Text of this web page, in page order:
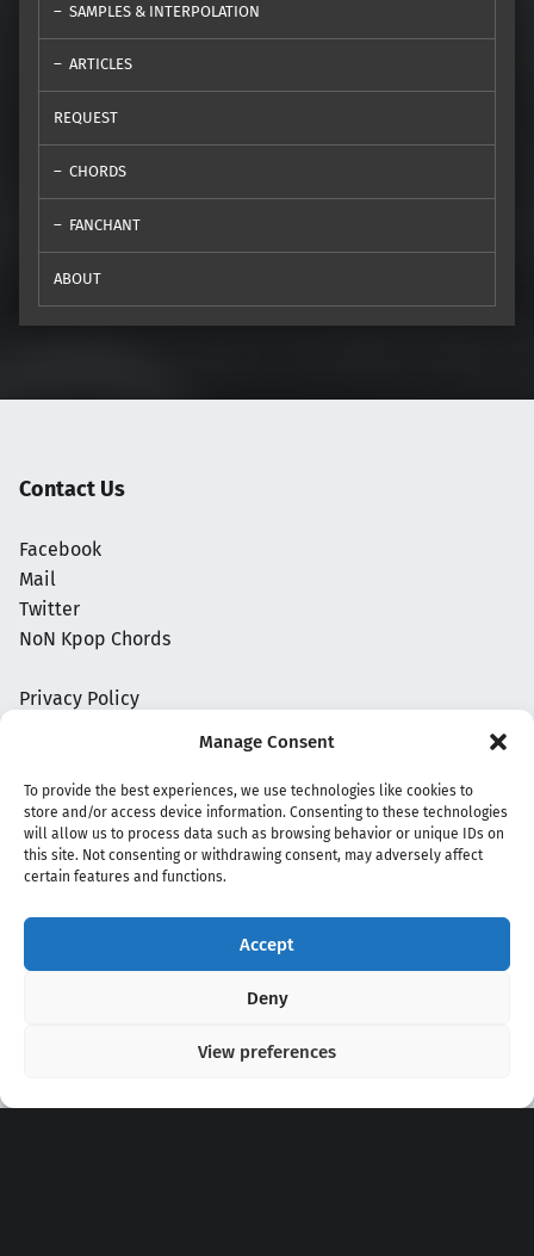
Manage Consent
To provide the best experiences, we use technologies like cookies to
store and/or access device information. Consenting to these technologies
will allow us to process data such as browsing behavior or unique IDs on
this site. Not consenting or withdrawing consent, may adversely affect
certain features and functions.
Accept
Deny
View preferences
SAMPLES & INTERPOLATION
ARTICLES
REQUEST
CHORDS
FANCHANT
ABOUT
Contact Us
Facebook
Mail
Twitter
NoN Kpop Chords
Privacy Policy